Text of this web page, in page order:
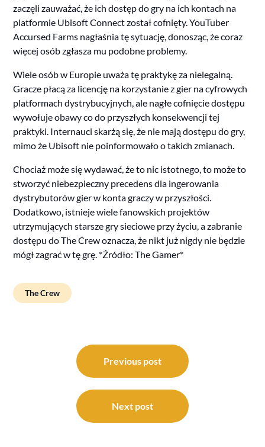
zaczęli zauważać, że ich dostęp do gry na ich kontach na
platformie Ubisoft Connect został cofnięty. YouTuber
Accursed Farms nagłaśnia tę sytuację, donosząc, że coraz
więcej osób zgłasza mu podobne problemy.
Wiele osób w Europie uważa tę praktykę za nielegalną.
Gracze płacą za licencję na korzystanie z gier na cyfrowych
platformach dystrybucyjnych, ale nagłe cofnięcie dostępu
wywołuje obawy co do przyszłych konsekwencji tej
praktyki. Internauci skarżą się, że nie mają dostępu do gry,
mimo że Ubisoft nie poinformowało o takich zmianach.
Chociaż może się wydawać, że to nic istotnego, to może to
stworzyć niebezpieczny precedens dla ingerowania
dystrybutorów gier w konta graczy w przyszłości.
Dodatkowo, istnieje wiele fanowskich projektów
utrzymujących starsze gry sieciowe przy życiu, a zabranie
dostępu do The Crew oznacza, że nikt już nigdy nie będzie
mógł zagrać w tę grę. *Źródło: The Gamer*
The Crew
navigation
Previous post
Next post